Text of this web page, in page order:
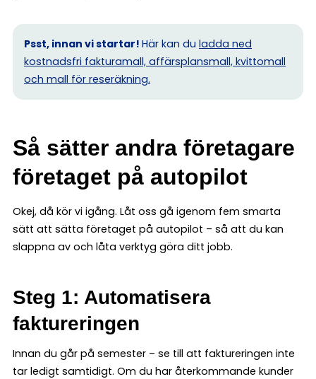
Psst, innan vi startar! Här kan du ladda ned
kostnadsfri fakturamall, affärsplansmall, kvittomall
och mall för reseräkning.
Så sätter andra företagare
företaget på autopilot
Okej, då kör vi igång. Låt oss gå igenom fem smarta
sätt att sätta företaget på autopilot – så att du kan
slappna av och låta verktyg göra ditt jobb.
Steg 1: Automatisera
faktureringen
Innan du går på semester – se till att faktureringen inte
tar ledigt samtidigt. Om du har återkommande kunder